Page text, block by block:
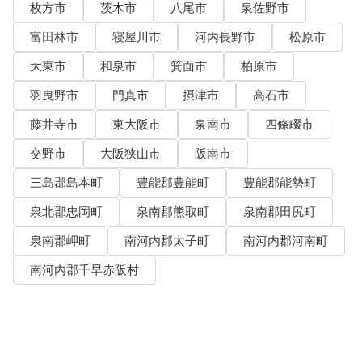
枚方市
茨木市 八尾市
泉佐野市
富田林市
寝屋川市 河内長野市
松原市
大東市
和泉市 箕面市
柏原市
羽曳野市
門真市 摂津市
高石市
藤井寺市
東大阪市 泉南市
四條畷市
交野市
大阪狭山市
阪南市
三島郡島本町
豊能郡豊能町
豊能郡能勢町
泉北郡忠岡町
泉南郡熊取町
泉南郡田尻町
泉南郡岬町
南河内郡太子町
南河内郡河南町
南河内郡千早赤阪村